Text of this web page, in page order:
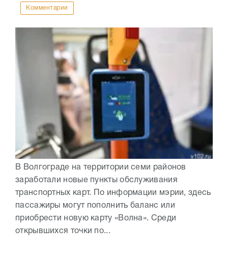
Комментарии
В Волгограде на территории семи районов
заработали новые пункты обслуживания
транспортных карт. По информации мэрии, здесь
пассажиры могут пополнить баланс или
приобрести новую карту «Волна». Среди
открывшихся точки по...